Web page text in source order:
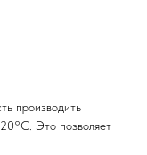
производить
Это позволяет